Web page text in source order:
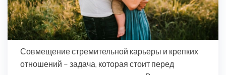
Совмещение стремительной карьеры и крепких
отношений – задача, которая стоит перед